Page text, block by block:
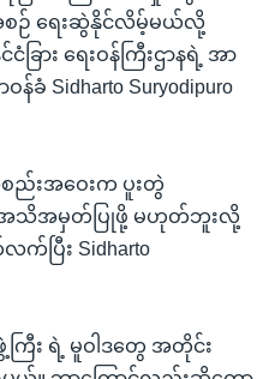
ဉ် ရေးဆွဲနိုင်လိမ့်မယ်လို့
ငံခြား ရေးဝန်ကြီးဌာနရဲ့ အာ
ခံ Sidharto Suryodipuro
စည်းအဝေးက ပူးတွဲ
အသိအမှတ်ပြုဖို့ မဟုတ်ဘူးလို့
ပြီး Sidharto
ြီး ရဲ့ မူဝါဒတွေ အတိုင်း